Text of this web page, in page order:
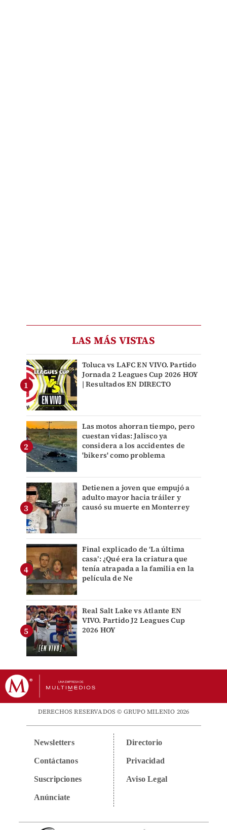
LAS MÁS VISTAS
Toluca vs LAFC EN VIVO. Partido
Jornada 2 Leagues Cup 2026 HOY
| Resultados EN DIRECTO
Las motos ahorran tiempo, pero
cuestan vidas: Jalisco ya
considera a los accidentes de
'bikers' como problema
Detienen a joven que empujó a
adulto mayor hacia tráiler y
causó su muerte en Monterrey
Final explicado de ‘La última
casa’: ¿Qué era la criatura que
tenía atrapada a la familia en la
película de Ne
Real Salt Lake vs Atlante EN
VIVO. Partido J2 Leagues Cup
2026 HOY
DERECHOS RESERVADOS © GRUPO MILENIO 2026
Newsletters
Contáctanos
Suscripciones
Anúnciate
Directorio
Privacidad
Aviso Legal